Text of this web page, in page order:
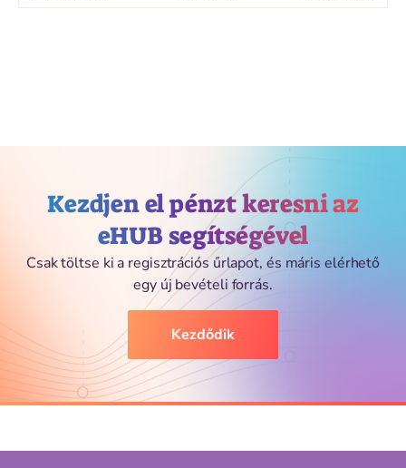
Kezdjen el pénzt keresni az
eHUB segítségével
Csak töltse ki a regisztrációs űrlapot, és máris elérhető
egy új bevételi forrás.
Kezdődik